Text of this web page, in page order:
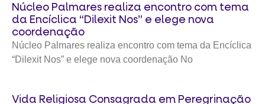
Núcleo Palmares realiza encontro com tema
da Encíclica “Dilexit Nos” e elege nova
coordenação
Núcleo Palmares realiza encontro com tema da Encíclica
“Dilexit Nos” e elege nova coordenação No
Vida Religiosa Consagrada em Peregrinação